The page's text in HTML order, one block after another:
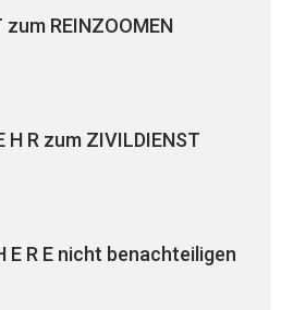
zum REINZOOMEN
H R zum ZIVILDIENST
E R E nicht benachteiligen